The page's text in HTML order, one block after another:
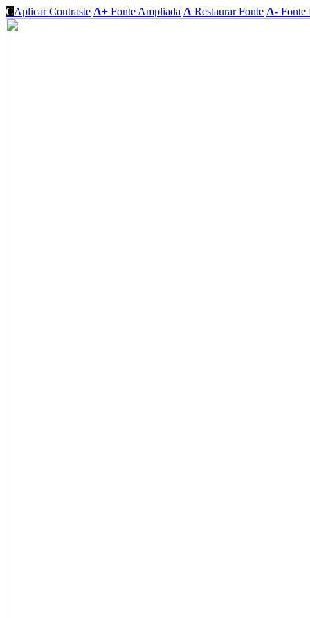
CAplicar Contraste A+ Fonte Ampliada A Restaurar Fonte A- Fonte